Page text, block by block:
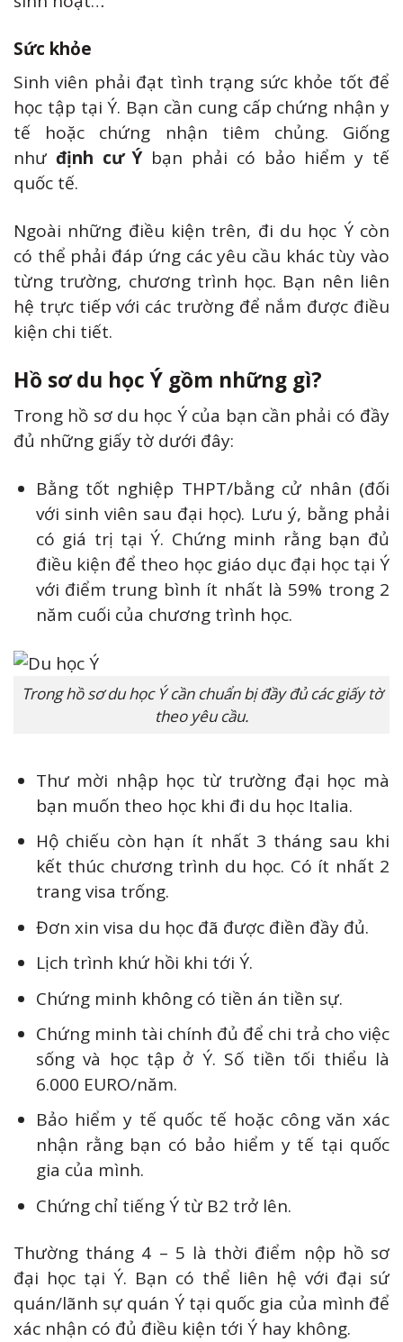
Sức khỏe
Sinh viên phải đạt tình trạng sức khỏe tốt để
học tập tại Ý. Bạn cần cung cấp chứng nhận y
tế hoặc chứng nhận tiêm chủng. Giống
như định cư Ýbạn phải có bảo hiểm y tế
quốc tế.
Ngoài những điều kiện trên, đi du học Ý còn
có thể phải đáp ứng các yêu cầu khác tùy vào
từng trường, chương trình học. Bạn nên liên
hệ trực tiếp với các trường để nắm được điều
kiện chi tiết.
Hồ sơ du học Ý gồm những gì?
Trong hồ sơ du học Ý của bạn cần phải có đầy
đủ những giấy tờ dưới đây:
Bằng tốt nghiệp THPT/bằng cử nhân (đối
với sinh viên sau đại học). Lưu ý, bằng phải
có giá trị tại Ý. Chứng minh rằng bạn đủ
điều kiện để theo học giáo dục đại học tại Ý
với điểm trung bình ít nhất là 59% trong 2
năm cuối của chương trình học.
Trong hồ sơ du học Ý cần chuẩn bị đầy đủ các giấy tờ
theo yêu cầu.
Thư mời nhập học từ trường đại học mà
bạn muốn theo học khi đi du học Italia.
Hộ chiếu còn hạn ít nhất 3 tháng sau khi
kết thúc chương trình du học. Có ít nhất 2
trang visa trống.
Đơn xin visa du học đã được điền đầy đủ.
Lịch trình khứ hồi khi tới Ý.
Chứng minh không có tiền án tiền sự.
Chứng minh tài chính đủ để chi trả cho việc
sống và học tập ở Ý. Số tiền tối thiểu là
6.000 EURO/năm.
Bảo hiểm y tế quốc tế hoặc công văn xác
nhận rằng bạn có bảo hiểm y tế tại quốc
gia của mình.
Chứng chỉ tiếng Ý từ B2 trở lên.
Thường tháng 4 – 5 là thời điểm nộp hồ sơ
đại học tại Ý. Bạn có thể liên hệ với đại sứ
quán/lãnh sự quán Ý tại quốc gia của mình để
xác nhận có đủ điều kiện tới Ý hay không.